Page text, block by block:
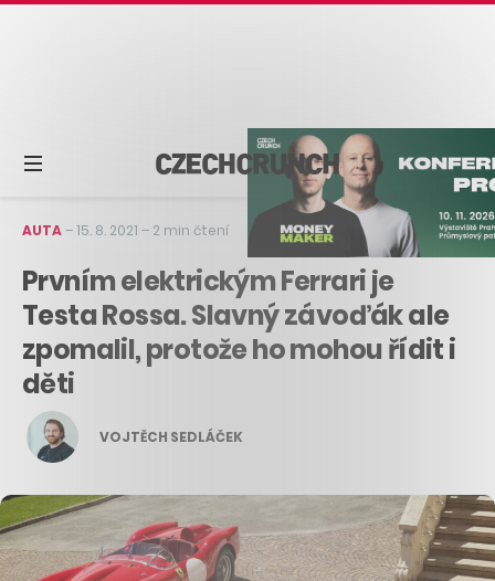
AUTA–15. 8. 2021 – 2 min čtení
Prvním elektrickým Ferrari je
Testa Rossa. Slavný závoďák ale
zpomalil, protože ho mohou řídit i
děti
VOJTĚCH SEDLÁČEK